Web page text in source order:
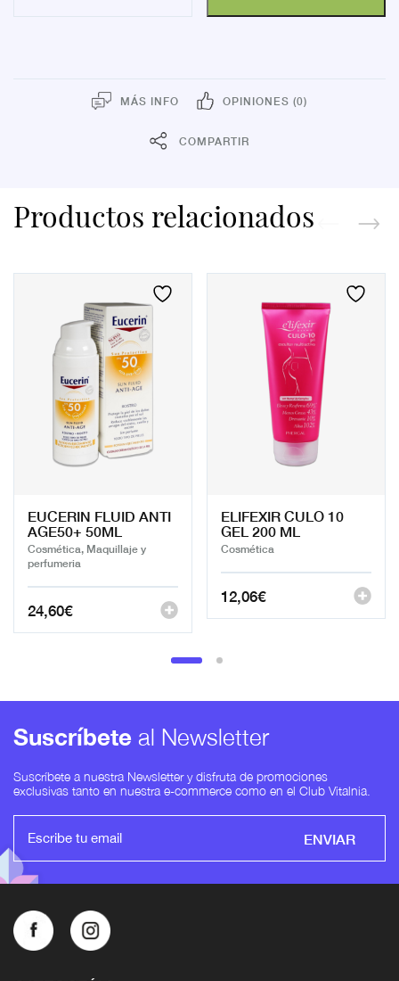
MÁS INFO OPINIONES (0)
COMPARTIR
Productos relacionados
EUCERIN FLUID ANTI
AGE50+ 50ML
Cosmética, Maquillaje y
perfumeria
24,60€
ELIFEXIR CULO 10
GEL 200 ML
Cosmética
12,06€
Suscríbete al Newsletter
Suscríbete a nuestra Newsletter y disfruta de promociones
exclusivas tanto en nuestra e-commerce como en el Club Vitalnia.
ENVIAR